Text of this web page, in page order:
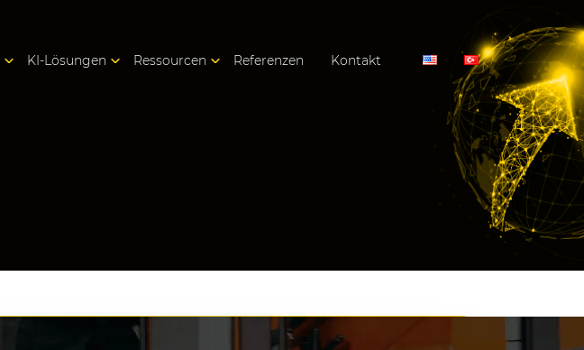
KI-Lösungen Ressourcen Referenzen Kontakt